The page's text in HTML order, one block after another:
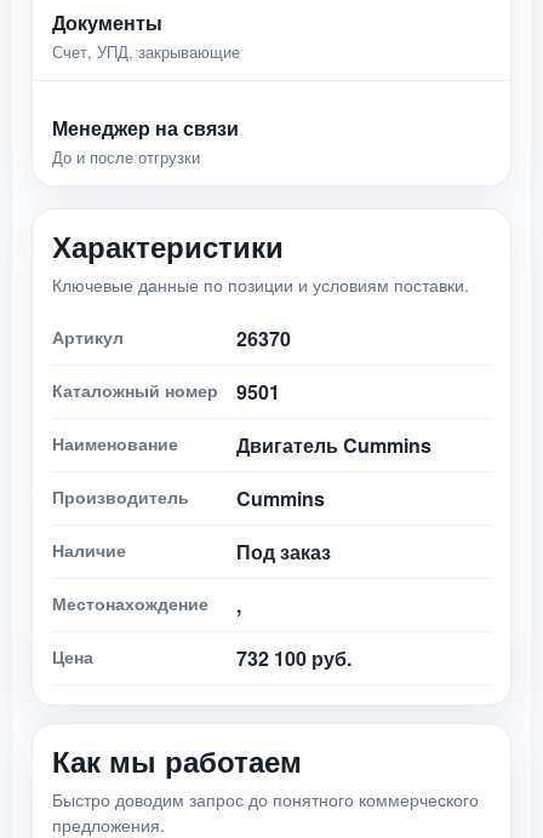
Документы
Счет, УПД, закрывающие
Менеджер на связи
До и после отгрузки
Характеристики
Ключевые данные по позиции и условиям поставки.
Артикул 26370
Каталожный номер 9501
Наименование Двигатель Cummins
Производитель Cummins
Наличие Под заказ
Местонахождение ,
Цена 732 100 руб.
Как мы работаем
Быстро доводим запрос до понятного коммерческого
предложения.